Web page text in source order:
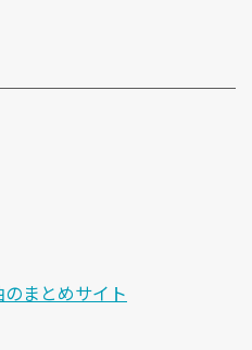
まとめサイト